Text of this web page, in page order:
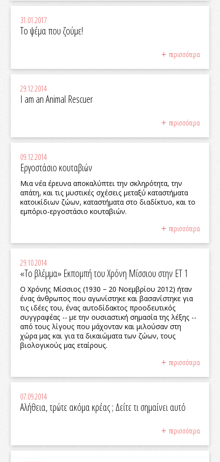
31.01.2017
Το ψέμα που ζούμε!
περισσότερα
29.12.2014
I am an Animal Rescuer
περισσότερα
09.12.2014
Εργοστάσιο κουταβιών
Μια νέα έρευνα αποκαλύπτει την σκληρότητα, την
απάτη, και τις μυστικές σχέσεις μεταξύ καταστήματα
κατοικίδιων ζώων, καταστήματα στο διαδίκτυο, και το
εμπόριο-εργοστάσιο κουταβιών.
περισσότερα
29.10.2014
«Το βλέμμα» Εκπομπή του Χρόνη Μίσσιου στην ΕΤ 1
Ο Χρόνης Μίσσιος (1930 − 20 Νοεμβρίου 2012) ήταν
ένας άνθρωπος που αγωνίστηκε και βασανίστηκε για
τις ιδέες του, ένας αυτοδίδακτος προοδευτικός
συγγραφέας -- με την ουσιαστική σημασία της λέξης --
από τους λίγους που μάχονταν και μιλούσαν στη
χώρα μας και για τα δικαιώματα των ζώων, τους
βιολογικούς μας εταίρους.
περισσότερα
07.09.2014
Αλήθεια, τρώτε ακόμα κρέας ; Δείτε τι σημαίνει αυτό
περισσότερα